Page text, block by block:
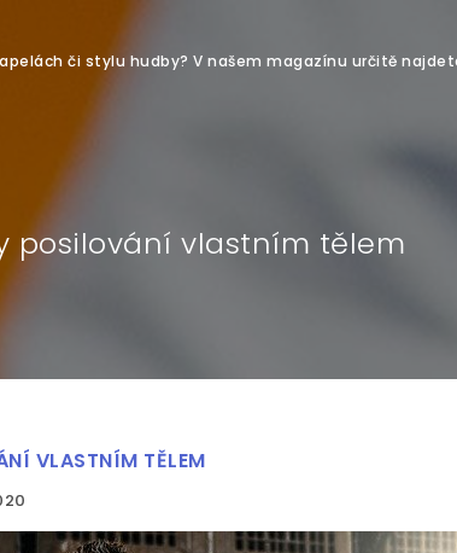
či stylu hudby? V našem magazínu určitě
posilování vlastním tělem
VLASTNÍM TĚLEM